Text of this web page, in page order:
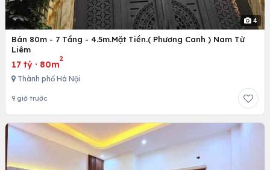
4
Bán 80m - 7 Tầng - 4.5m.Mặt Tiền.( Phương Canh ) Nam Từ
Liêm
17 tỷ · 80m
2
Thành phố Hà Nội
9 giờ trước